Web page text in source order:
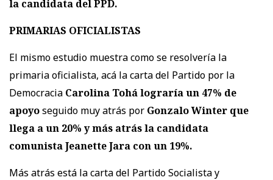
la candidata del PPD.
PRIMARIAS OFICIALISTAS
El mismo estudio muestra como se resolvería la
primaria oficialista, acá la carta del Partido por la
Democracia Carolina Tohá lograría un 47% de
apoyoseguido muy atrás por Gonzalo Winter que
llega a un 20% y más atrás la candidata
comunista Jeanette Jara con un 19%.
Más atrás está la carta del Partido Socialista y